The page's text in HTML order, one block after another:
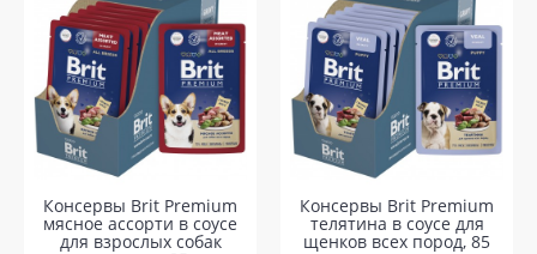
Консервы Brit Premium
мясное ассорти в соусе
для взрослых собак
Консервы Brit Premium
телятина в соусе для
щенков всех пород, 85